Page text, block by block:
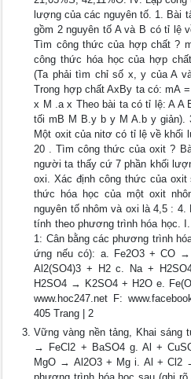
lượng của các nguyên tố. 1. Bài
gồm 2 nguyên tố A và B có tỉ lệ
Tìm công thức của hợp chất ?
công thức hóa học của hợp
(Ta phải tìm chỉ số x, y của
Trong hợp chất AxBy ta có: mA
x M .a x Theo bài ta có tỉ lệ: A A
tối mB M B.y b y M A.b y giản).
Một oxit của nitơ có tỉ lệ về khối
20 . Tìm công thức của oxit ?
người ta thấy cứ 7 phần khối
oxi. Xác định công thức của
thức hóa học của một oxit
nguyên tố nhôm và oxi là 4,5 :
tính theo phương trình hóa học.
1: Cân bằng các phương trình
ứng nếu có): a. Fe2O3 + CO
Al2(SO4)3 + H2 c. Na +
H2SO4 → K2SO4 + H2O e.
www.hoc247.net F:
405 Trang | 2
Vững vàng nền tảng, Khai sáng
→ FeCl2 + BaSO4 g. Al +
MgO → Al2O3 + Mg i. Al + Cl2